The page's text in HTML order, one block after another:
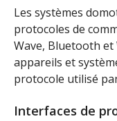
Les systèmes
protocoles de
Wave, Bluetooth et
appareils et
protocole utilisé
Interfaces de